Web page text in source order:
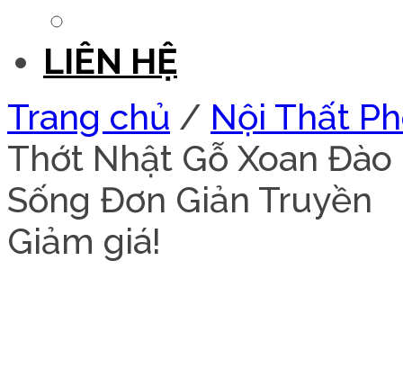
LIÊN HỆ
Trang chủ / Nội Thất
Thớt Nhật Gỗ Xoan
Sống Đơn Giản Truyền
Giảm giá!